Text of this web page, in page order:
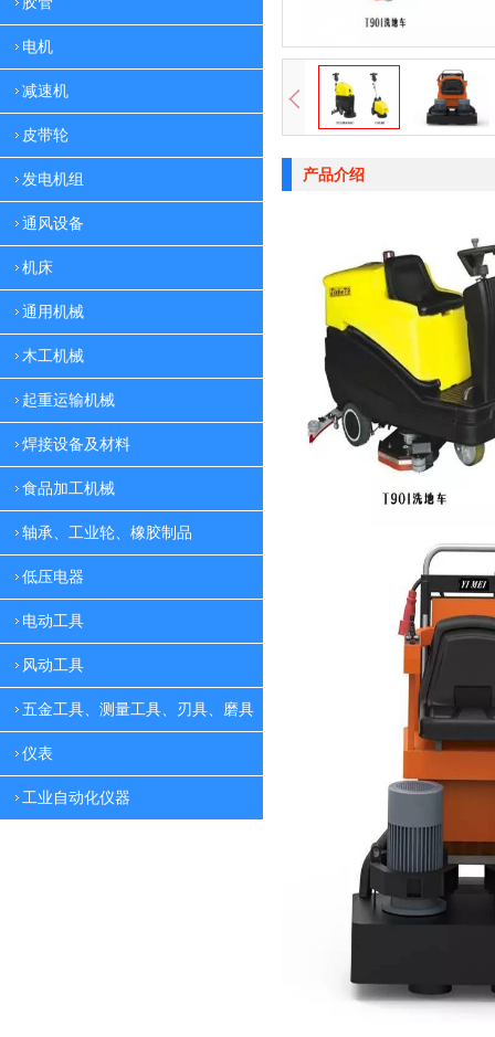
电机
减速机
皮带轮
发电机组
通风设备
机床
通用机械
木工机械
起重运输机械
焊接设备及材料
食品加工机械
轴承、工业轮、橡胶制品
低压电器
电动工具
风动工具
五金工具、测量工具、刃具、磨具
仪表
工业自动化仪器
产品介绍